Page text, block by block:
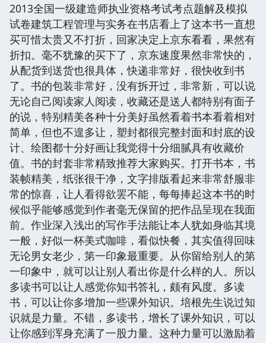
2013全国一级建造师执业资格考试考点题解及模拟
试卷建筑工程管理与实务在书店看上了这本书一直想
买可惜太贵又不打折，回家决定上京东看看，果然有
折扣。毫不犹豫的买下了，京东速度果然非常快的，
从配货到送货也很具体，快递非常好，很快收到书
了。书的包装非常好，没有拆开过，非常新，可以说
无论自己阅读家人阅读，收藏还是送人都特别有面子
的说，特别精美各种十分美好虽然看着书本看着相对
简单，但也不遑多让，塑封都很完整封面和封底的设
计、绘图都十分好画让我觉得十分细腻具有收藏价
值。书的封套非常精致推荐大家购买。打开书本，书
装帧精美，纸张很干净，文字排版看起来非常舒服非
常的惊喜，让人看得欲罢不能，每每捧起这本书的时
候似乎能够感觉到作者毫无保留的把作品呈现在我面
前。作业深入浅出的写作手法能让本人犹如身临其境
一般，好似一杯美式咖啡，看似快餐，其实值得回味
无论男女老少，第一印象最重要。从你留给别人的第
一印象中，就可以让别人看出你是什么样的人。所以
多读书可以让人感觉你知书答礼，颇有风度。多读
书，可以让你多增加一些课外知识。培根先生说过知
识就是力量。不错，多读书，增长了课外知识，可以
让你感到浑身充满了一股力量。这种力量可以激励着